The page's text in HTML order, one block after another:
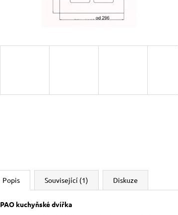
Popis Související (1) Diskuze
PAO kuchyňské dvířka